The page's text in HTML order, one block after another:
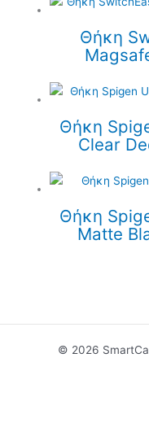
Θήκη
Θήκη
Clear
Θήκη
Matte
© 2026